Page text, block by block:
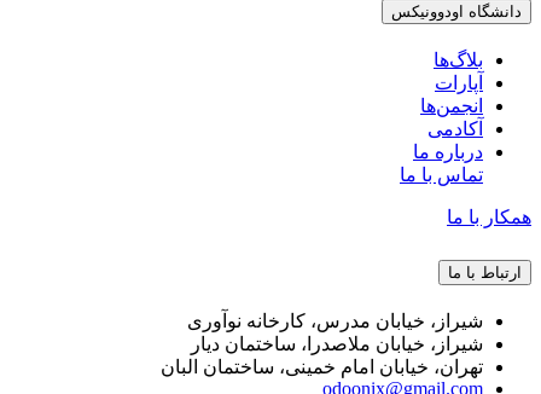
دانشگاه اودوونیکس
بلاگ‌ها
آپارات
انجمن‌ها
آکادمی
درباره ما
تماس با ما
همکار با ما
ارتباط با ما
شیراز، خیابان مدرس، کارخانه نوآوری
شیراز، خیابان ملاصدرا، ساختمان دیار
تهران، خیابان امام خمینی، ساختمان البان
odoonix@gmail.com